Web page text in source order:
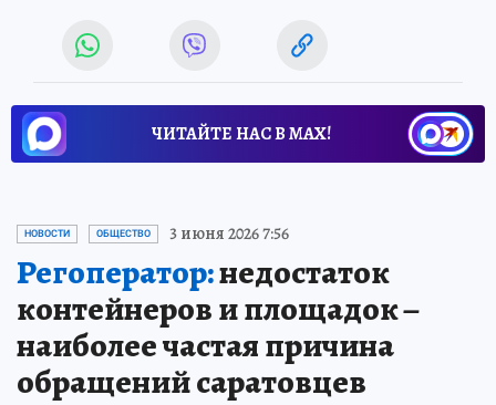
ЧИТАЙТЕ НАС В МАХ!
НОВОСТИ ОБЩЕСТВО 3 июня 2026 7:56
Регоператор:недостаток
контейнеров и площадок –
наиболее частая причина
обращений саратовцев